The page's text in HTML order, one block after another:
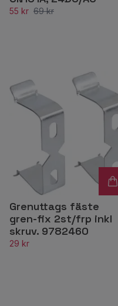
55 kr 69 kr
Grenuttags fäste
gren-fix 2st/frp inkl
skruv. 9782460
29 kr